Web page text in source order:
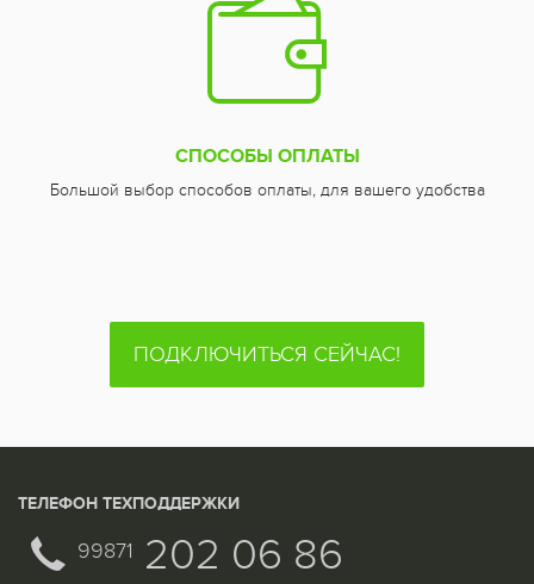
СПОСОБЫ ОПЛАТЫ
Большой выбор способов оплаты, для вашего удобства
ПОДКЛЮЧИТЬСЯ СЕЙЧАС!
ТЕЛЕФОН ТЕХПОДДЕРЖКИ
99871 202 06 86